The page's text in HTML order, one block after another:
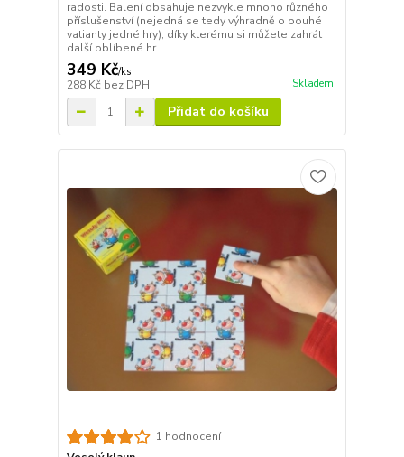
radosti. Balení obsahuje nezvykle mnoho různého
příslušenství (nejedná se tedy výhradně o pouhé
vatianty jedné hry), díky kterému si můžete zahrát i
další oblíbené hr...
349 Kč/ks
288 Kč bez DPH Skladem
Přidat do košíku
1 hodnocení